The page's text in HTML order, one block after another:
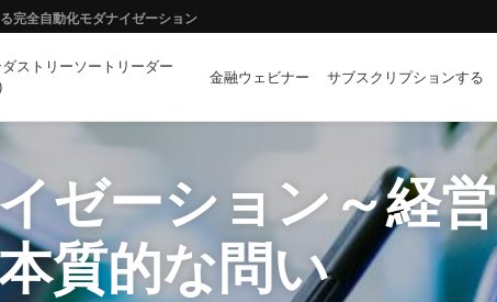
完全自動化モダナイゼーション
ステーブルコインが切り拓く決済の未来
ベーションの両立に向けて
ストリーソートリーダー
金融ウェビナー サブスクリプションする
ゼーション～経営
質的な問い